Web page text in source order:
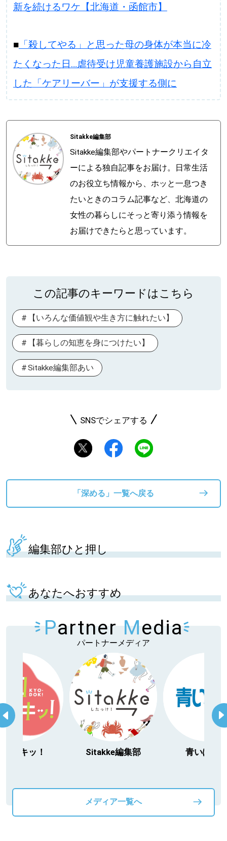
新を続けるワケ【北海道・函館市】
■「殺してやる」と思った母の身体が本当に冷
たくなった日…虐待受け児童養護施設から自立
した「ケアリーバー」が支援する側に
Sitakke編集部
Sitakke編集部やパートナークリエイタ
ーによる独自記事をお届け。日常生活
のお役立ち情報から、ホッと一息つき
たいときのコラム記事など、北海道の
女性の暮らしにそっと寄り添う情報を
お届けできたらと思っています。
この記事のキーワードはこちら
【いろんな価値観や生き方に触れたい】
【暮らしの知恵を身につけたい】
Sitakke編集部あい
SNSでシェアする
「深める」一覧へ戻る
編集部ひと押し
あなたへおすすめ
Partner Media
パートナーメディア
日ドキッ！ Sitakke編集部 青いぽす
メディア一覧へ